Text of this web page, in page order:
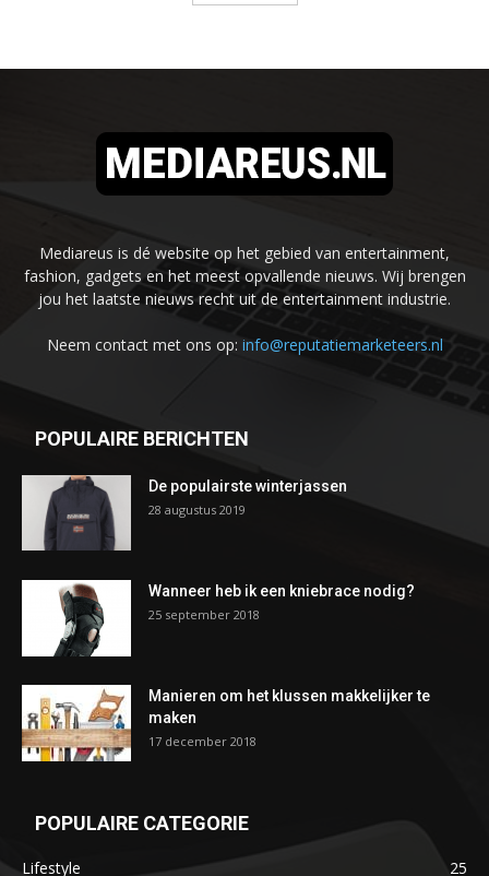
Mediareus is dé website op het gebied van entertainment,
fashion, gadgets en het meest opvallende nieuws. Wij brengen
jou het laatste nieuws recht uit de entertainment industrie.
Neem contact met ons op: info@reputatiemarketeers.nl
POPULAIRE BERICHTEN
De populairste winterjassen
28 augustus 2019
Wanneer heb ik een kniebrace nodig?
25 september 2018
Manieren om het klussen makkelijker te
maken
17 december 2018
POPULAIRE CATEGORIE
Lifestyle 25